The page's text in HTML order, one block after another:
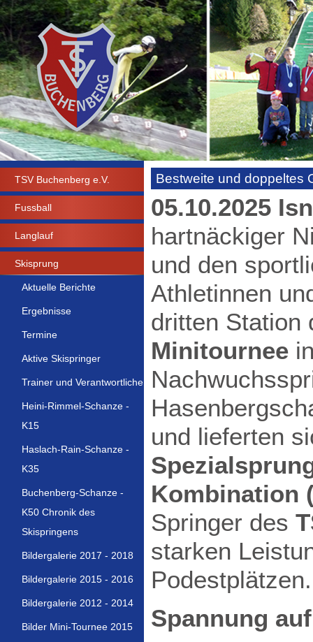
TSV Buchenberg e.V.
Fussball
Langlauf
Skisprung
Aktuelle Berichte
Ergebnisse
Termine
Aktive Skispringer
Trainer und Verantwortliche
Heini-Rimmel-Schanze -
K15
Haslach-Rain-Schanze -
K35
Buchenberg-Schanze -
K50 Chronik des
Skispringens
Bildergalerie 2017 - 2018
Bildergalerie 2015 - 2016
Bildergalerie 2012 - 2014
Bilder Mini-Tournee 2015
Bestweite und doppeltes
05.10.2025
hartnäckiger
und den
Athletinnen
dritten Station
Minitournee
und lieferten
Kombination
Springer des
starken
Podestplätzen.
Spannung